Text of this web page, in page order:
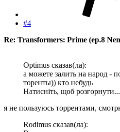
#4
Re: Transformers: Prime (ep.8
Optimus сказав(ла):
а можете залить на народ -
торенты)) кто небудь
Натисніть, щоб розгорнути...
я не пользуюсь торрентами,
Rodimus сказав(ла):